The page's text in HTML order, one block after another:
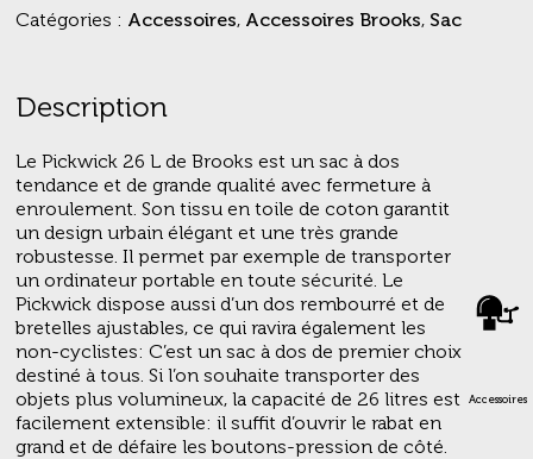
Accessoires
Catégories : Accessoires, Accessoires Brooks, Sac
Description
Le Pickwick 26 L de Brooks est un sac à dos
tendance et de grande qualité avec fermeture à
enroulement. Son tissu en toile de coton garantit
un design urbain élégant et une très grande
robustesse. Il permet par exemple de transporter
un ordinateur portable en toute sécurité. Le
Pickwick dispose aussi d’un dos rembourré et de
bretelles ajustables, ce qui ravira également les
non-cyclistes: C’est un sac à dos de premier choix
destiné à tous. Si l’on souhaite transporter des
objets plus volumineux, la capacité de 26 litres est
facilement extensible: il suffit d’ouvrir le rabat en
grand et de défaire les boutons-pression de côté.